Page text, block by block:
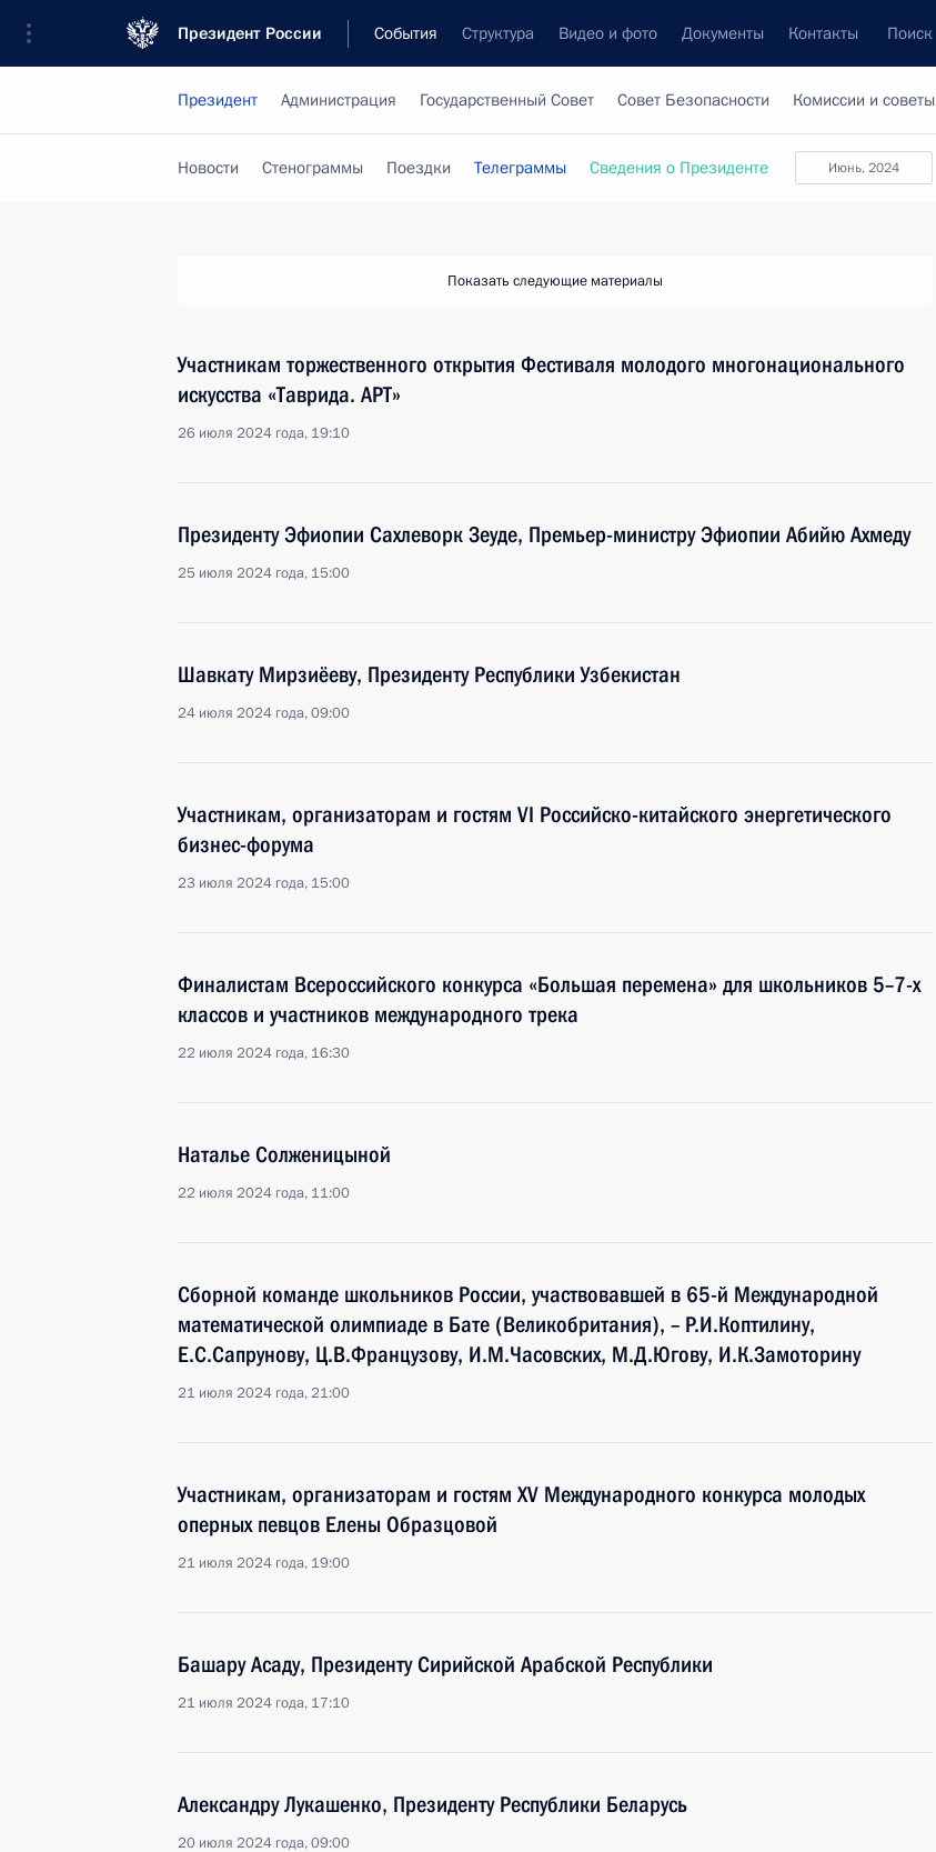
Президент России События Структура Видео и фото Документы Контакты Поиск
Президент Администрация Государственный Совет Совет Безопасности Комиссии и советы
июнь, 2024
Новости Стенограммы Поездки Телеграммы Сведения о Президенте
Показать следующие материалы
Участникам торжественного открытия Фестиваля молодого многонационального
искусства «Таврида. АРТ»
26 июля 2024 года, 19:10
Президенту Эфиопии Сахлеворк Зеуде, Премьер-министру Эфиопии Абийю Ахмеду
25 июля 2024 года, 15:00
Шавкату Мирзиёеву, Президенту Республики Узбекистан
24 июля 2024 года, 09:00
Участникам, организаторам и гостям VI Российско-китайского энергетического
бизнес-форума
23 июля 2024 года, 15:00
Финалистам Всероссийского конкурса «Большая перемена» для школьников 5–7-х
классов и участников международного трека
22 июля 2024 года, 16:30
Наталье Солженицыной
22 июля 2024 года, 11:00
Сборной команде школьников России, участвовавшей в 65-й Международной
математической олимпиаде в Бате (Великобритания), – Р.И.Коптилину,
Е.С.Сапрунову, Ц.В.Французову, И.М.Часовских, М.Д.Югову, И.К.Замоторину
21 июля 2024 года, 21:00
Участникам, организаторам и гостям XV Международного конкурса молодых
оперных певцов Елены Образцовой
21 июля 2024 года, 19:00
Башару Асаду, Президенту Сирийской Арабской Республики
21 июля 2024 года, 17:10
Александру Лукашенко, Президенту Республики Беларусь
20 июля 2024 года, 09:00